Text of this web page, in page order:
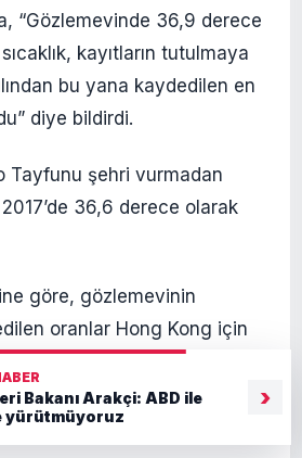
“Gözlemevinde 36,9 derece
kayıtların tutulmaya
bu yana kaydedilen en
diye bildirdi.
Tayfunu şehri vurmadan
36,6 derece olarak
göre, gözlemevinin
oranlar Hong Kong için
biri olarak hizmet veriyor,
sahip Çin’in finans
sıcaklıklar önemli ölçüde
Bakanı Arakçi: ABD ile
yürütmüyoruz
›